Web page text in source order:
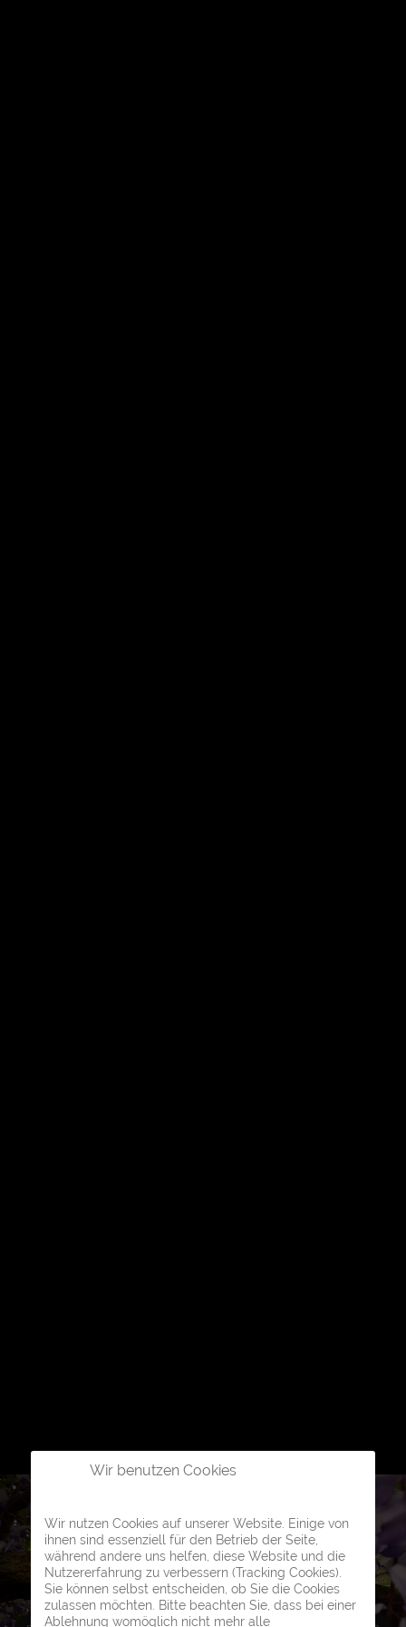
Wir benutzen Cookies
Wir nutzen Cookies auf unserer Website. Einige von
ihnen sind essenziell für den Betrieb der Seite,
während andere uns helfen, diese Website und die
Nutzererfahrung zu verbessern (Tracking Cookies).
Sie können selbst entscheiden, ob Sie die Cookies
zulassen möchten. Bitte beachten Sie, dass bei einer
Ablehnung womöglich nicht mehr alle